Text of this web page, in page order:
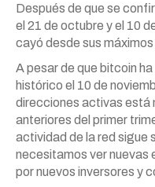
Después de que se
el 21 de octubre y el 10
cayó desde sus
A pesar de que bitcoin
histórico el 10 de
direcciones activas está
anteriores del primer
actividad de la red sigue
necesitamos ver nuevas
por nuevos inversores y